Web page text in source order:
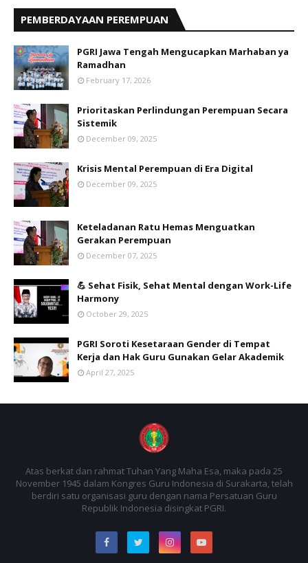
PEMBERDAYAAN PEREMPUAN
PGRI Jawa Tengah Mengucapkan Marhaban ya
Ramadhan
February 17, 2026
Prioritaskan Perlindungan Perempuan Secara
Sistemik
December 09, 2025
Krisis Mental Perempuan di Era Digital
December 09, 2025
Keteladanan Ratu Hemas Menguatkan
Gerakan Perempuan
December 07, 2025
💪 Sehat Fisik, Sehat Mental dengan Work-Life
Harmony
October 29, 2025
PGRI Soroti Kesetaraan Gender di Tempat
Kerja dan Hak Guru Gunakan Gelar Akademik
April 27, 2025
Atas berkat dan rahmat Tuhan Yang Maha Esa, maka pada 25
November 1945 dalam Kongres Guru Indonesia di Surakarta, telah
berdiri satu organisasi guru dengan nama Persatuan Guru
Republik Indonesia disingkat PGRI.